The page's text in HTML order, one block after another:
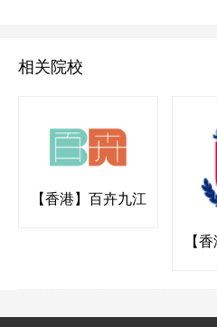
相关院校
【香港】百卉九江
【